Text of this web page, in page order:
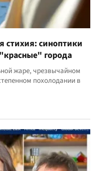
стихия: синоптики
города
жаре, чрезвычайном
похолодании в